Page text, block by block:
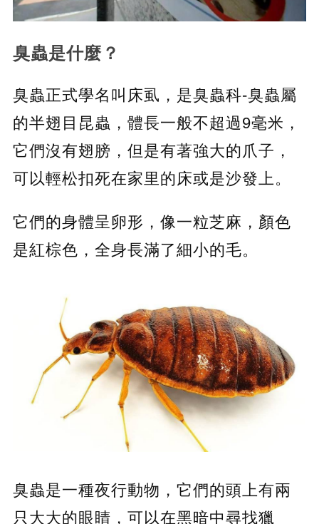
臭蟲是什麼？
臭蟲正式學名叫床虱，是臭蟲科-臭蟲屬
的半翅目昆蟲，體長一般不超過9毫米，
它們沒有翅膀，但是有著強大的爪子，
可以輕松扣死在家里的床或是沙發上。
它們的身體呈卵形，像一粒芝麻，顏色
是紅棕色，全身長滿了細小的毛。
臭蟲是一種夜行動物，它們的頭上有兩
只大大的眼睛，可以在黑暗中尋找獵